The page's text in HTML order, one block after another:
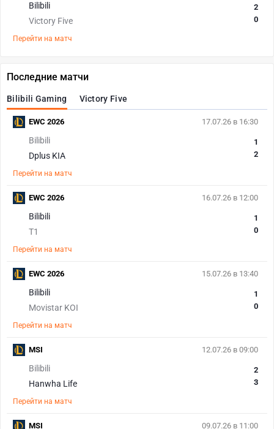
Bilibili
Victory Five
2
0
Перейти на матч
Последние матчи
Bilibili Gaming Victory Five
17.07.26 в 16:30
Bilibili
Dplus KIA
1
2
Перейти на матч
EWC 2026
16.07.26 в 12:00
Bilibili
T1
1
0
Перейти на матч
EWC 2026
15.07.26 в 13:40
Bilibili
Movistar KOI
1
0
Перейти на матч
EWC 2026
12.07.26 в 09:00
Bilibili
Hanwha Life
2
3
Перейти на матч
MSI
09.07.26 в 11:00
MSI